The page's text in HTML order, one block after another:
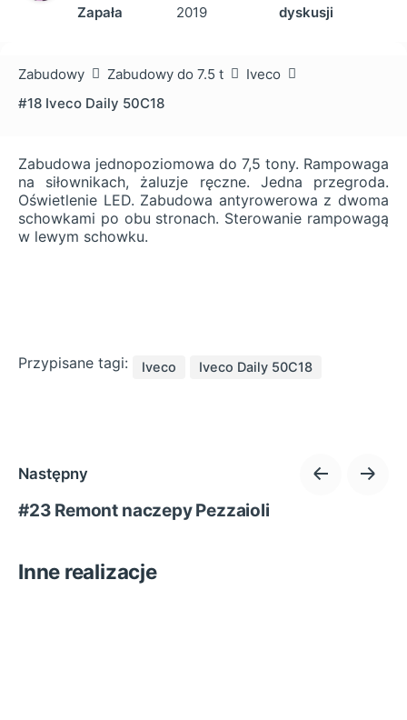
Zapała
2019
dyskusji
Zabudowy Zabudowy do 7.5 t
Iveco
#18 Iveco Daily 50C18
Zabudowa jednopoziomowa do 7,5 tony. Rampowaga
na siłownikach, żaluzje ręczne. Jedna przegroda.
Oświetlenie LED. Zabudowa antyrowerowa z dwoma
schowkami po obu stronach. Sterowanie rampowagą
w lewym schowku.
Przypisane tagi: Iveco Iveco Daily 50C18
Następny
#23 Remont naczepy Pezzaioli
Inne realizacje